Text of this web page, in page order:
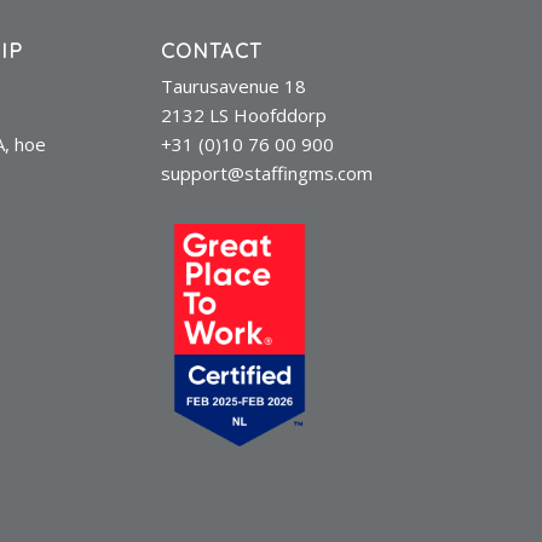
hoe
CONTACT
Taurusavenue 18
2132 LS Hoofddorp
+31 (0)10 76 00 900
support@staffingms.com